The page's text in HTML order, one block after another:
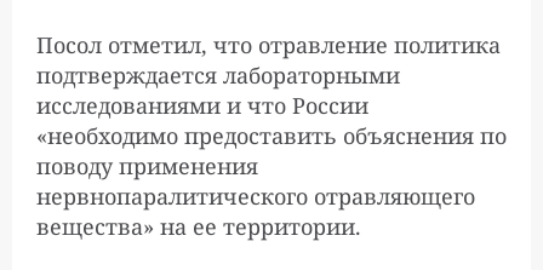
Посол отметил, что отравление политика
подтверждается лабораторными
исследованиями и что России
«необходимо предоставить объяснения по
поводу применения
нервнопаралитического отравляющего
вещества» на ее территории.